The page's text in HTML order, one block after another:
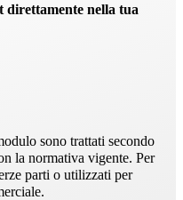
nella tua
sono trattati secondo
la normativa vigente. Per
parti o utilizzati per